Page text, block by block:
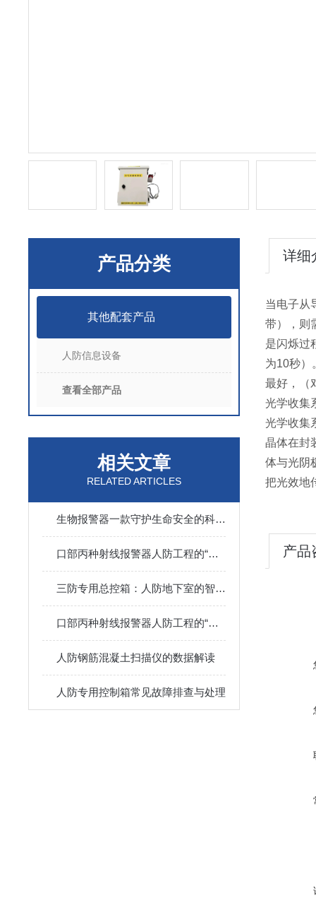
产品分类
其他配套产品
人防信息设备
查看全部产品
相关文章
RELATED ARTICLES
生物报警器一款守护生命安全的科技哨兵
口部丙种射线报警器人防工程的“核生化”哨兵
三防专用总控箱：人防地下室的智能指挥中枢
口部丙种射线报警器人防工程的“辐射哨兵”
人防钢筋混凝土扫描仪的数据解读
人防专用控制箱常见故障排查与处理
详细
当电子从
带），则
是闪烁过
为10秒）
最好，（
光学收集
光学收集
晶体在封
体与光阴
把光效地
产品